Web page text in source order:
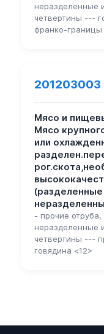
неразделенные
четвертины ---
франко-границы
201203003
Мясо и
Мясо
или
- прочие
неразделенные
четвертины ---
говядина <12>